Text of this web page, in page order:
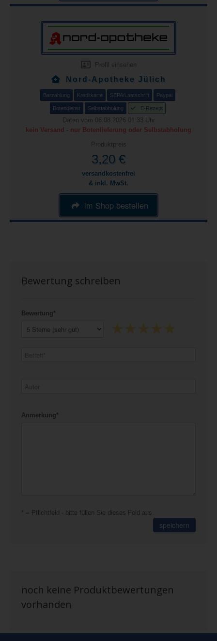
Profil einsehen
Nord-Apotheke Jülich
Barzahlung Kreditkarte SEPA/Lastschrift Paypal
Botendienst Selbstabholung E-Rezept
Daten vom 06.08.2026 01:33 Uhr
kein Versand - nur Botenlieferung oder Selbstabholung
Produktpreis
3,20 €
versandkostenfrei
& inkl. MwSt.
im Shop bestellen
Bewertung schreiben
Bewertung*
Anmerkung*
* = Pflichtfeld - bitte füllen Sie dieses Feld aus.
speichern
noch keine Produktbewertungen
vorhanden